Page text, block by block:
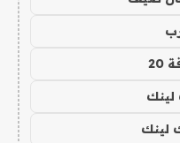
لينك
لينك